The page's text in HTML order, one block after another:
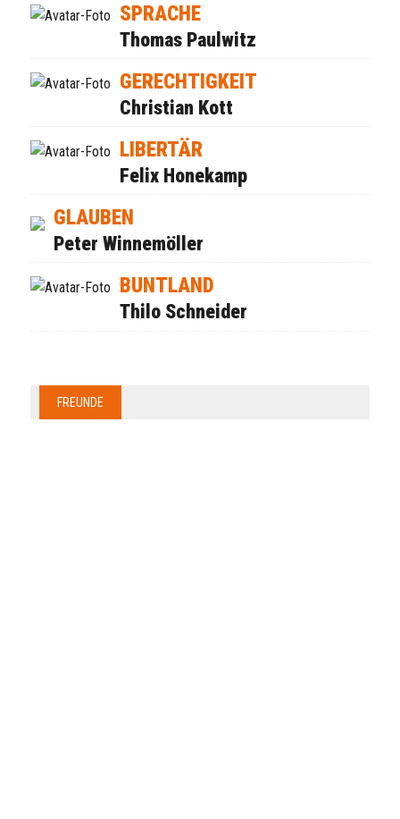
SPRACHE
Thomas Paulwitz
GERECHTIGKEIT
Christian Kott
LIBERTÄR
Felix Honekamp
GLAUBEN
Peter Winnemöller
BUNTLAND
Thilo Schneider
FREUNDE